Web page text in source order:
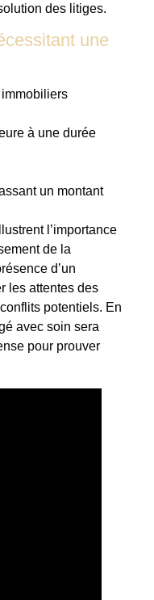
des litiges.
une
à une durée
un montant
l’importance
de la
d’un
les attentes des
potentiels. En
avec soin sera
pour prouver